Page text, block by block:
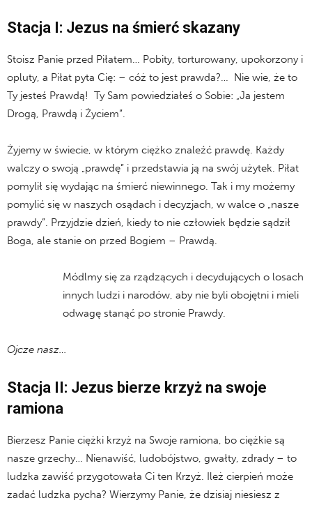
Stacja I: Jezus na śmierć skazany
Stoisz Panie przed Piłatem… Pobity, torturowany, upokorzony i
opluty, a Piłat pyta Cię: – cóż to jest prawda?… Nie wie, że to
Ty jesteś Prawdą! Ty Sam powiedziałeś o Sobie: „Ja jestem
Drogą, Prawdą i Życiem”.
Żyjemy w świecie, w którym ciężko znaleźć prawdę. Każdy
walczy o swoją „prawdę” i przedstawia ją na swój użytek. Piłat
pomylił się wydając na śmierć niewinnego. Tak i my możemy
pomylić się w naszych osądach i decyzjach, w walce o „nasze
prawdy”. Przyjdzie dzień, kiedy to nie człowiek będzie sądził
Boga, ale stanie on przed Bogiem – Prawdą.
Módlmy się za rządzących i decydujących o losach
innych ludzi i narodów, aby nie byli obojętni i mieli
odwagę stanąć po stronie Prawdy.
Ojcze nasz…
Stacja II: Jezus bierze krzyż na swoje
ramiona
Bierzesz Panie ciężki krzyż na Swoje ramiona, bo ciężkie są
nasze grzechy… Nienawiść, ludobójstwo, gwałty, zdrady – to
ludzka zawiść przygotowała Ci ten Krzyż. Ileż cierpień może
zadać ludzka pycha? Wierzymy Panie, że dzisiaj niesiesz z